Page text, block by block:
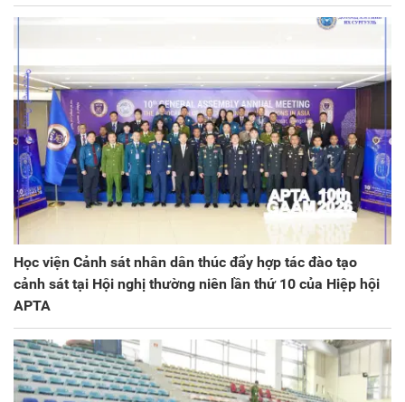
Học viện Cảnh sát nhân dân thúc đẩy hợp tác đào tạo
cảnh sát tại Hội nghị thường niên lần thứ 10 của Hiệp hội
APTA